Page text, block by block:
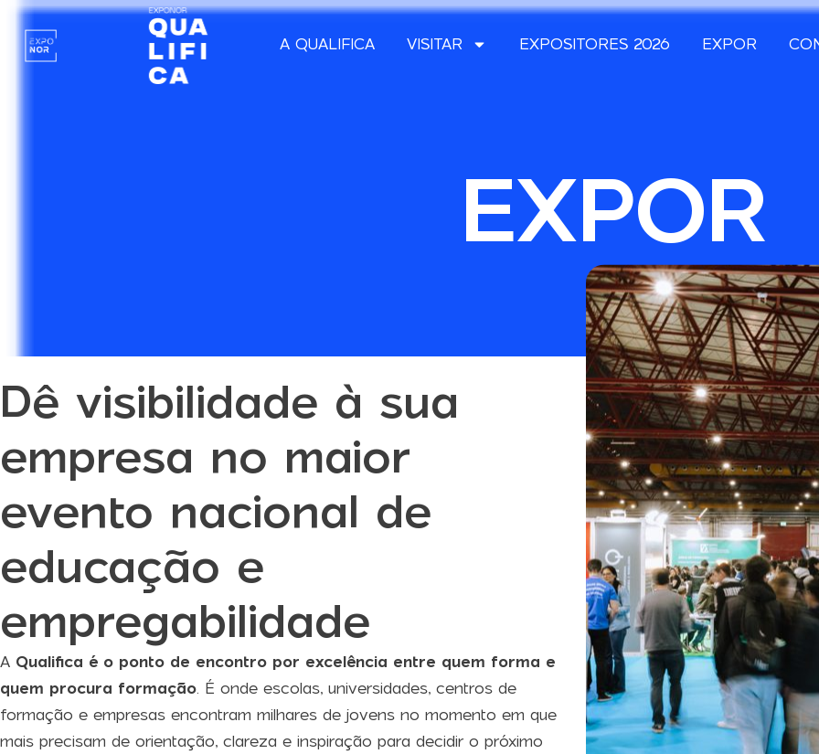
A QUALIFICA VISITAR EXPOSITORES 2026 EXPOR
EXPOR
Dê visibilidade à sua
empresa no maior
evento nacional de
educação e
empregabilidade
A Qualifica é o ponto de encontro por excelência entre quem forma e
quem procura formação. É onde escolas, universidades, centros de
formação e empresas encontram milhares de jovens no momento em que
mais precisam de orientação, clareza e inspiração para decidir o próximo